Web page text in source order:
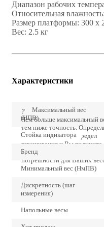
Диапазон рабочих
Относительная
Размер платформы: 300 х
Вес: 2.5 кг
Характеристики
?
Чем больше максимальный
тем ниже точность.
точно наибольший предел
взвешивания и Вы получите
наиболее низкие значения
погрешности для Ваших
Максимальный вес
(НПВ)
Стойка индикатора
Бренд
Минимальный вес (НмПВ)
Дискретность (шаг
измерения)
Напольные весы